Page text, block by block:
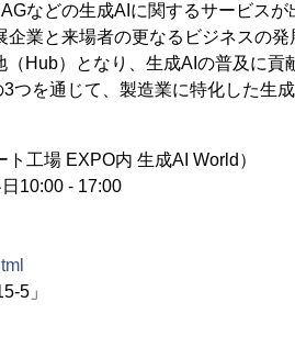
などの生成AIに関するサービスが
業と来場者の更なるビジネスの発
Hub）となり、生成AIの普及に貢
つを通じて、製造業に特化した生
工場 EXPO内 生成AI World）
10:00 - 17:00
5」